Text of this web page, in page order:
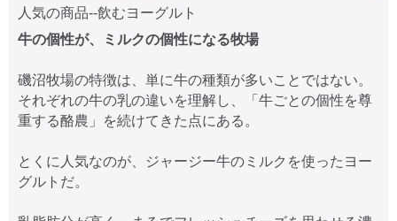
人気の商品--飲むヨーグルト
牛の個性が、ミルクの個性になる牧場
磯沼牧場の特徴は、単に牛の種類が多いことではない。
それぞれの牛の乳の違いを理解し、「牛ごとの個性を尊
重する酪農」を続けてきた点にある。
とくに人気なのが、ジャージー牛のミルクを使ったヨー
グルトだ。